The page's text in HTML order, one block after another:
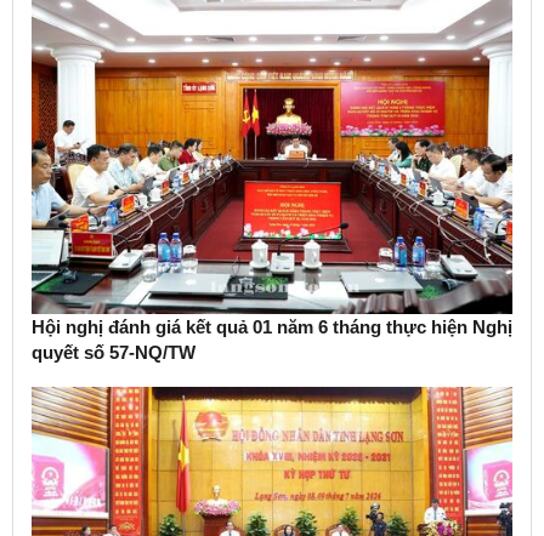
Hội nghị đánh giá kết quả 01 năm 6 tháng thực hiện Nghị
quyết số 57-NQ/TW